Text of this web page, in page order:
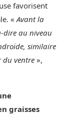
favorisent
«Avant la
dire au niveau
similaire
du ventre »,
graisses